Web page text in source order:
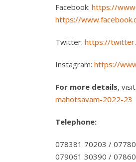
Facebook: https://
https://
Twitter: https://
Instagram: https://
For more details, visit
mahotsavam-2022-23
Telephone:
078381 70203 /
079061 30390 /